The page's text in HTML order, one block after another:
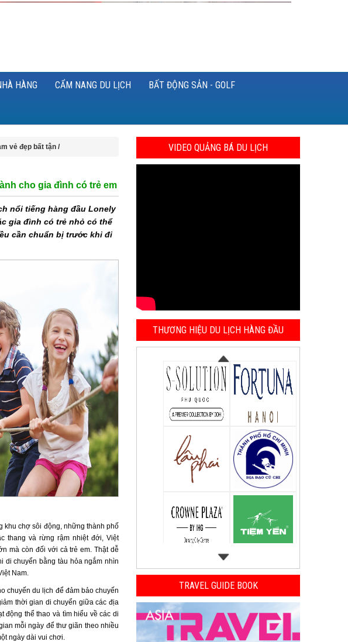
HÀNG CẨM NANG DU LỊCH BẤT ĐỘNG SẢN - GOLF
vẻ đẹp bất tận /
cho gia đình có trẻ em
nổi tiếng hàng đầu Lonely
gia đình có trẻ nhỏ có thể
cần chuẩn bị trước khi đi
khu chợ sôi động, những thành phố
thang và rừng rậm nhiệt đới, Việt
mà còn đối với cả trẻ em. Thật dễ
di chuyển bằng tàu hỏa ngắm nhìn
Nam.
chuyến du lịch để đảm bảo chuyến
thời gian di chuyển giữa các địa
động thể thao và tìm hiểu về các di
mỗi ngày để thư giãn theo nhiều
ngày dài vui chơi.
VIDEO QUẢNG BÁ DU LỊCH
THƯƠNG HIỆU DU LỊCH HÀNG ĐẦU
TRAVEL GUIDE BOOK
Previous